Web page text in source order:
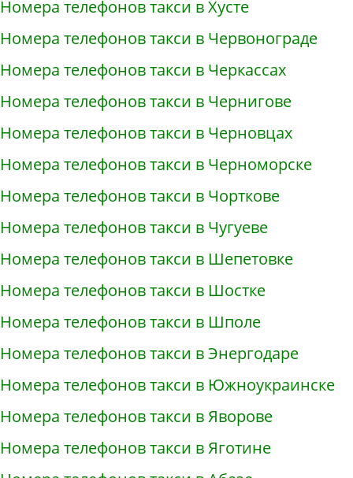
Номера телефонов такси в Хусте
Номера телефонов такси в Червонограде
Номера телефонов такси в Черкассах
Номера телефонов такси в Чернигове
Номера телефонов такси в Черновцах
Номера телефонов такси в Черноморске
Номера телефонов такси в Чорткове
Номера телефонов такси в Чугуеве
Номера телефонов такси в Шепетовке
Номера телефонов такси в Шостке
Номера телефонов такси в Шполе
Номера телефонов такси в Энергодаре
Номера телефонов такси в Южноукраинске
Номера телефонов такси в Яворове
Номера телефонов такси в Яготине